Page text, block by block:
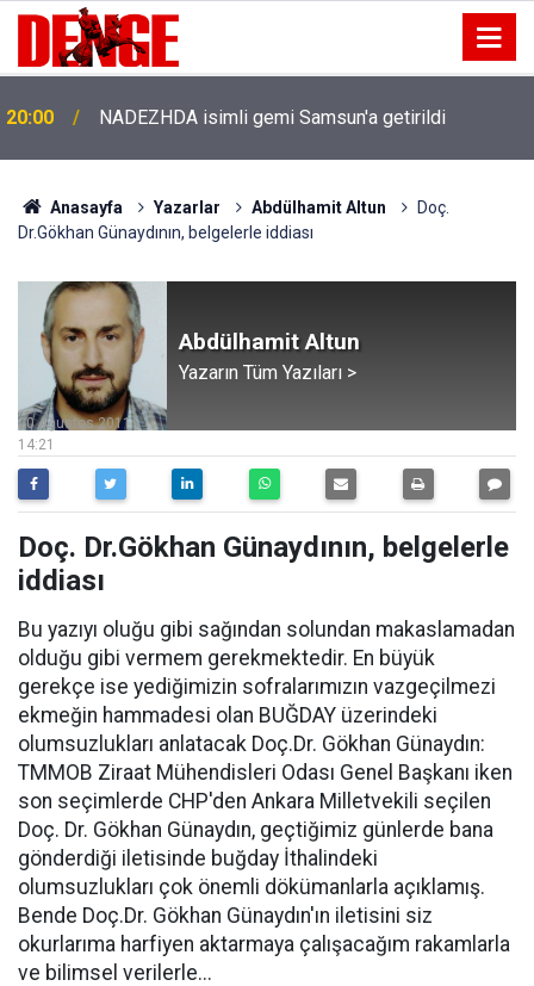
20:00 NADEZHDA isimli gemi Samsun'a getirildi
Anasayfa Yazarlar Abdülhamit Altun
Doç.
Dr.Gökhan Günaydının, belgelerle iddiası
Abdülhamit Altun
Yazarın Tüm Yazıları >
14:21
20 Ağustos 2011
Doç. Dr.Gökhan Günaydının, belgelerle
iddiası
Bu yazıyı oluğu gibi sağından solundan makaslamadan
olduğu gibi vermem gerekmektedir. En büyük
gerekçe ise yediğimizin sofralarımızın vazgeçilmezi
ekmeğin hammadesi olan BUĞDAY üzerindeki
olumsuzlukları anlatacak Doç.Dr. Gökhan Günaydın:
TMMOB Ziraat Mühendisleri Odası Genel Başkanı iken
son seçimlerde CHP'den Ankara Milletvekili seçilen
Doç. Dr. Gökhan Günaydın, geçtiğimiz günlerde bana
gönderdiği iletisinde buğday İthalindeki
olumsuzlukları çok önemli dökümanlarla açıklamış.
Bende Doç.Dr. Gökhan Günaydın'ın iletisini siz
okurlarıma harfiyen aktarmaya çalışacağım rakamlarla
ve bilimsel verilerle...